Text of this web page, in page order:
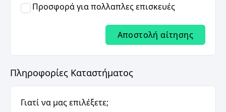
Προσφορά για πολλαπλες επισκευές
Αποστολή αίτησης
Πληροφορίες Καταστήματος
Γιατί να μας επιλέξετε;